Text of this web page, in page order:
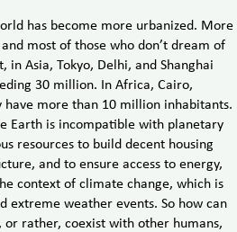
has become more urbanized. More
most of those who don’t dream of
in Asia, Tokyo, Delhi, and Shanghai
30 million. In Africa, Cairo,
have more than 10 million inhabitants.
Earth is incompatible with planetary
resources to build decent housing
and to ensure access to energy,
context of climate change, which is
extreme weather events. So how can
rather, coexist with other humans,